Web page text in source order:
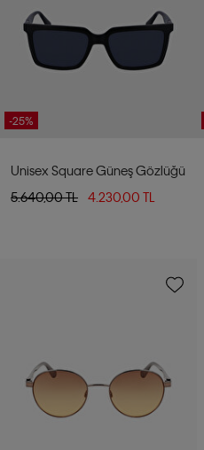
-25%
Unisex Square Güneş Gözlüğü
5.640,00 TL
4.230,00 TL